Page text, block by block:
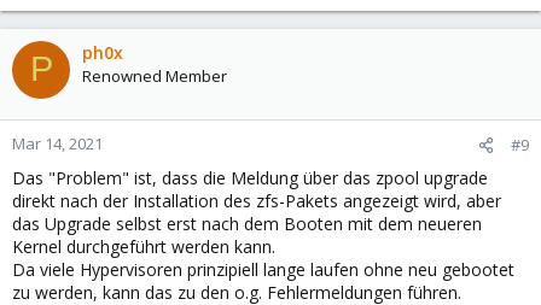
P ph0x
Renowned Member
Mar 14, 2021 #9
Das "Problem" ist, dass die Meldung über das zpool upgrade
direkt nach der Installation des zfs-Pakets angezeigt wird, aber
das Upgrade selbst erst nach dem Booten mit dem neueren
Kernel durchgeführt werden kann.
Da viele Hypervisoren prinzipiell lange laufen ohne neu gebootet
zu werden, kann das zu den o.g. Fehlermeldungen führen.